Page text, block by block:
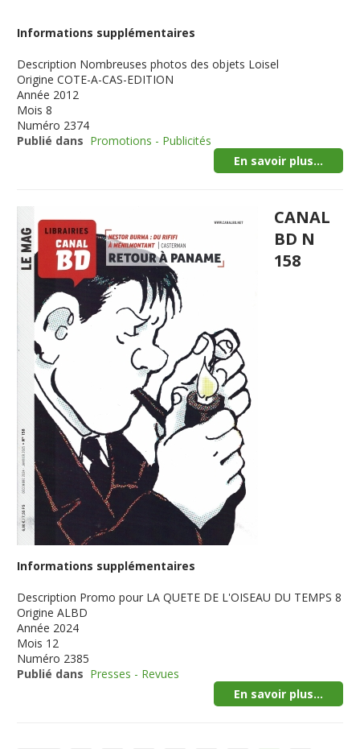
Informations supplémentaires
Description Nombreuses photos des objets Loisel
Origine COTE-A-CAS-EDITION
Année 2012
Mois 8
Numéro 2374
Publié dans Promotions - Publicités
En savoir plus...
CANAL
BD N
158
Informations supplémentaires
Description Promo pour LA QUETE DE L'OISEAU DU TEMPS 8
Origine ALBD
Année 2024
Mois 12
Numéro 2385
Publié dans Presses - Revues
En savoir plus...